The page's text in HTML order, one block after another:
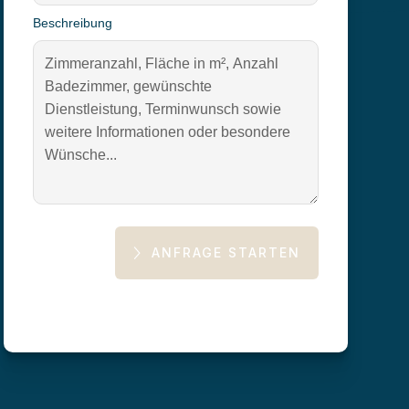
Beschreibung
ANFRAGE STARTEN